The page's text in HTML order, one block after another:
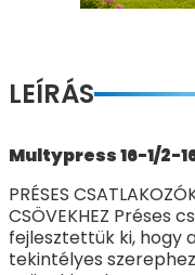
LEÍRÁS
Multypress 16-1/2-
PRÉSES
CSÖVEKHEZ Préses
fejlesztettük ki, hogy
tekintélyes